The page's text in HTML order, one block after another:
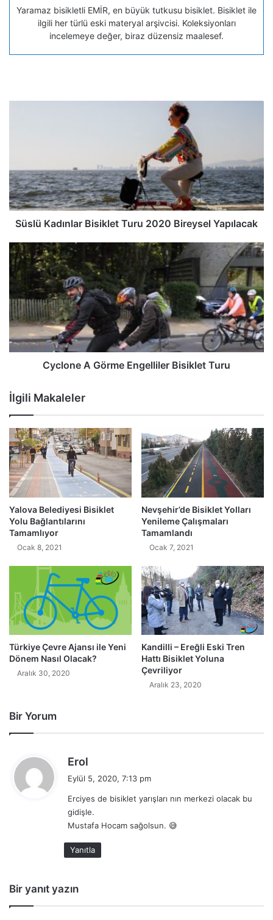
Yaramaz bisikletli EMİR, en büyük tutkusu bisiklet. Bisiklet ile
ilgili her türlü eski materyal arşivcisi. Koleksiyonları
incelemeye değer, biraz düzensiz maalesef.
Süslü Kadınlar Bisiklet Turu 2020 Bireysel Yapılacak
Cyclone A Görme Engelliler Bisiklet Turu
İlgili Makaleler
Yalova Belediyesi Bisiklet
Yolu Bağlantılarını
Tamamlıyor
Ocak 8, 2021
Nevşehir’de Bisiklet Yolları
Yenileme Çalışmaları
Tamamlandı
Ocak 7, 2021
Türkiye Çevre Ajansı ile Yeni
Dönem Nasıl Olacak?
Aralık 30, 2020
Kandilli – Ereğli Eski Tren
Hattı Bisiklet Yoluna
Çevriliyor
Aralık 23, 2020
Bir Yorum
Erol
i
k
i
:
Eylül 5, 2020, 7:13 pm
Erciyes de bisiklet yarışları nın merkezi olacak bu
gidişle.
Mustafa Hocam sağolsun. 😅
Yanıtla
Bir yanıt yazın